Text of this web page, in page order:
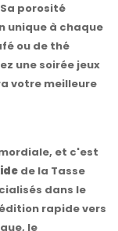
porosité
unique à chaque
ou de thé
une soirée jeux
votre meilleure
et c'est
de la Tasse
dans le
rapide vers
le